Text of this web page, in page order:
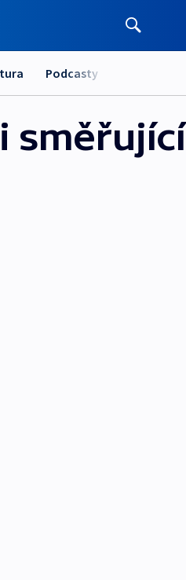
Podcasty
směřující